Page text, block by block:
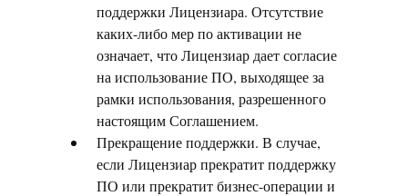
поддержки Лицензиара. Отсутствие
каких-либо мер по активации не
означает, что Лицензиар дает согласие
на использование ПО, выходящее за
рамки использования, разрешенного
настоящим Соглашением.
Прекращение поддержки. В случае,
если Лицензиар прекратит поддержку
ПО или прекратит бизнес-операции и